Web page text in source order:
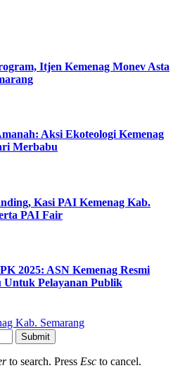
Itjen Kemenag Monev Asta
Aksi Ekoteologi Kemenag
Merbabu
Kasi PAI Kemenag Kab.
PAI Fair
2025: ASN Kemenag Resmi
Untuk Pelayanan Publik
Kab. Semarang
Submit
to search. Press Esc to cancel.